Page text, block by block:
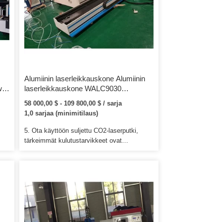
Alumiinin laserleikkauskone Alumiinin
laserleikkauskone WALC9030
HGTECH teräsrauta-alumiinin
laserleikkauskone metalliin
58 000,00 $ - 109 800,00 $ / sarja
1,0 sarjaa (minimitilaus)
5. Ota käyttöön suljettu CO2-laserputki,
tärkeimmät kulutustarvikkeet ovat
ylläpitokustannukset. CNC-reitittimiämme
käytetään laajalti mainonnassa,
puuntyöstössä, muotti-, kivi- ja
metalliteollisuudessa.